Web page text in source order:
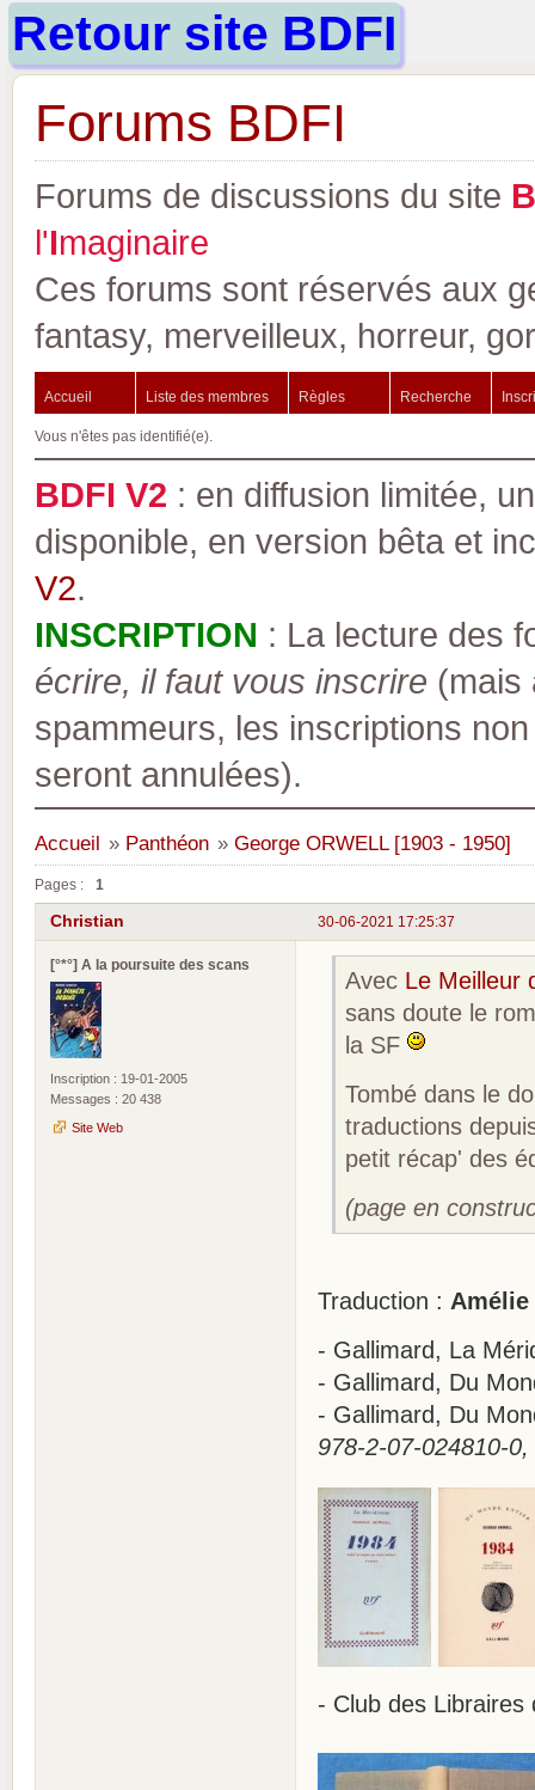
Retour site BDFI
Forums BDFI
Forums de discussions du site B
l'Imaginaire
Ces forums sont réservés aux
fantasy, merveilleux, horreur,
Accueil Liste des membres Règles Recherche
Vous n'êtes pas identifié(e).
BDFI V2 : en diffusion limitée,
disponible, en version bêta et
V2.
INSCRIPTION : La lecture des
écrire, il faut vous inscrire (mais
spammeurs, les inscriptions
seront annulées).
Accueil » Panthéon » George ORWELL [1903 - 1950]
Pages : 1
30-06-2021 17:25:37
Christian
[°*°] A la poursuite des scans
Inscription : 19-01-2005
Messages : 20 438
Site Web
Avec Le Meilleur
sans doute le
la SF
Tombé dans le
traductions
petit récap' des
(page en
Traduction :
- Gallimard, La
- Gallimard, Du
- Gallimard, Du
978-2-07-024810-
- Club des Libraires